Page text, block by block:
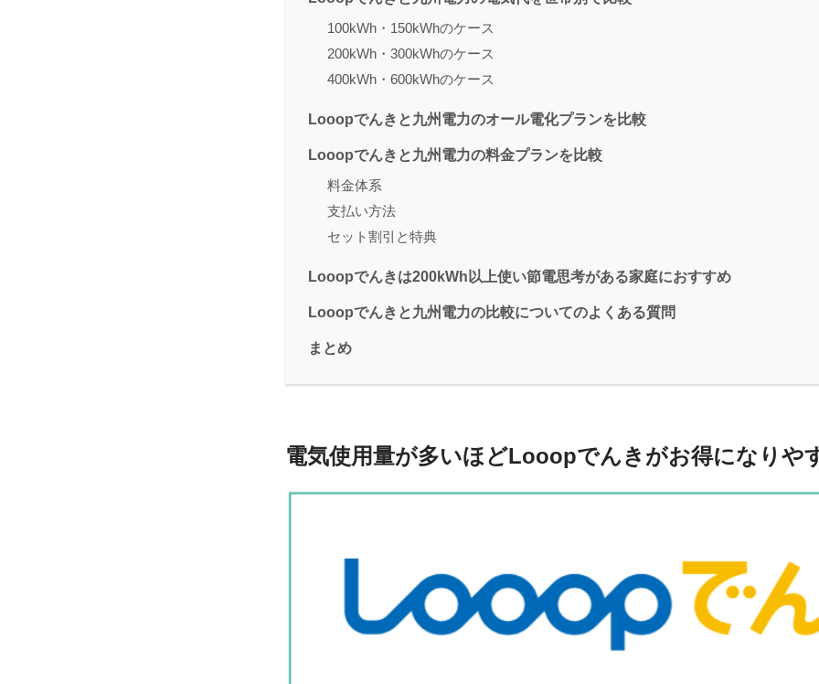
100kWh・150kWhのケース
200kWh・300kWhのケース
400kWh・600kWhのケース
Looopでんきと九州電力のオール電化プランを比較
Looopでんきと九州電力の料金プランを比較
料金体系
支払い方法
セット割引と特典
Looopでんきは200kWh以上使い節電思考がある家庭におすすめ
Looopでんきと九州電力の比較についてのよくある質問
まとめ
電気使用量が多いほどLooopでんきがお得になりや